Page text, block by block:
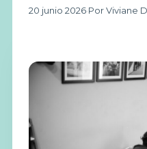
20 junio 2026·Por Viviane